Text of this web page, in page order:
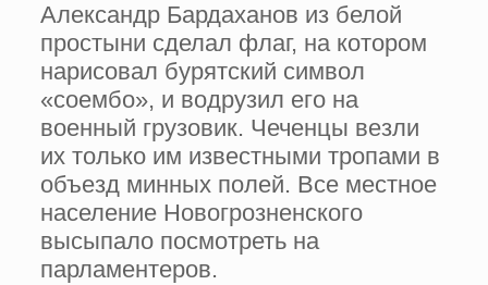
Александр Бардаханов из белой
простыни сделал флаг, на котором
нарисовал бурятский символ
«соембо», и водрузил его на
военный грузовик. Чеченцы везли
их только им известными тропами в
объезд минных полей. Все местное
население Новогрозненского
высыпало посмотреть на
парламентеров.